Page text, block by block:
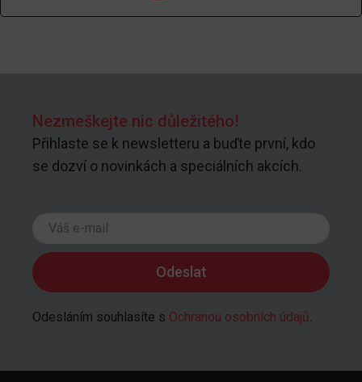
Nezmeškejte nic důležitého!
Přihlaste se k newsletteru a buďte první, kdo
se dozví o novinkách a speciálních akcích.
Odesláním souhlasíte s Ochranou osobních údajů.